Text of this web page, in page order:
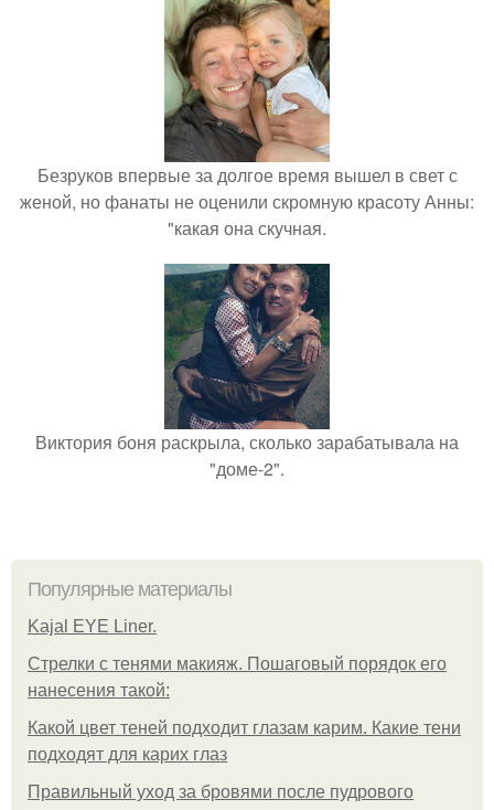
Безруков впервые за долгое время вышел в свет с
женой, но фанаты не оценили скромную красоту Анны:
"какая она скучная.
Виктория боня раскрыла, сколько зарабатывала на
"доме-2".
Популярные материалы
Kajal EYE Liner.
Стрелки с тенями макияж. Пошаговый порядок его
нанесения такой:
Какой цвет теней подходит глазам карим. Какие тени
подходят для карих глаз
Правильный уход за бровями после пудрового